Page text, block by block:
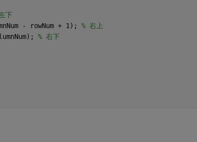
下
- rowNum + 1); % 右上
% 右下